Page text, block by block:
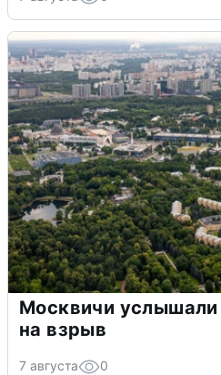
Москвичи услышали
на взрыв
7 августа 0